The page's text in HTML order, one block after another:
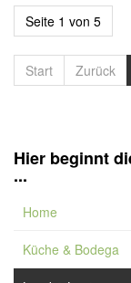
Seite 1 von 5
Start Zurück
Hier beginnt
...
Home
Küche & Bodega